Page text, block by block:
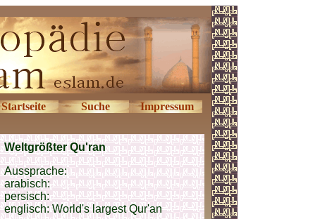
Startseite Suche Impressum
Weltgrößter Qu'ran
Aussprache:
arabisch:
persisch:
englisch:World's largest Qur'an